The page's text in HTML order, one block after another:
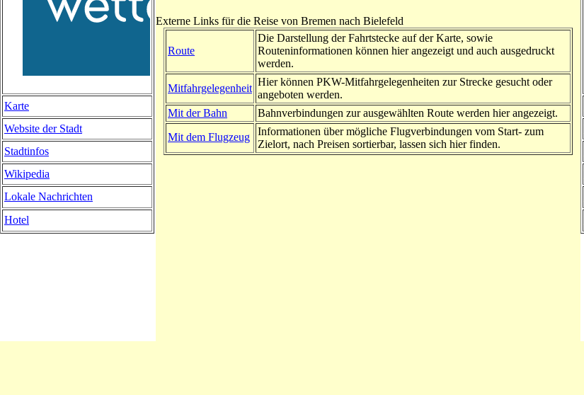
Externe Links für die Reise von Bremen nach Bielefeld
Route
Die Darstellung der Fahrtstecke auf der Karte, sowie
Routeninformationen können hier angezeigt und auch ausgedruckt
werden.
Mitfahrgelegenheit
Hier können PKW-Mitfahrgelegenheiten zur Strecke gesucht oder
angeboten werden.
Mit der Bahn
Bahnverbindungen zur ausgewählten Route werden hier angezeigt.
Mit dem Flugzeug
Informationen über mögliche Flugverbindungen vom Start- zum
Zielort, nach Preisen sortierbar, lassen sich hier finden.
Karte
Website der Stadt
Stadtinfos
Wikipedia
Lokale Nachrichten
Hotel